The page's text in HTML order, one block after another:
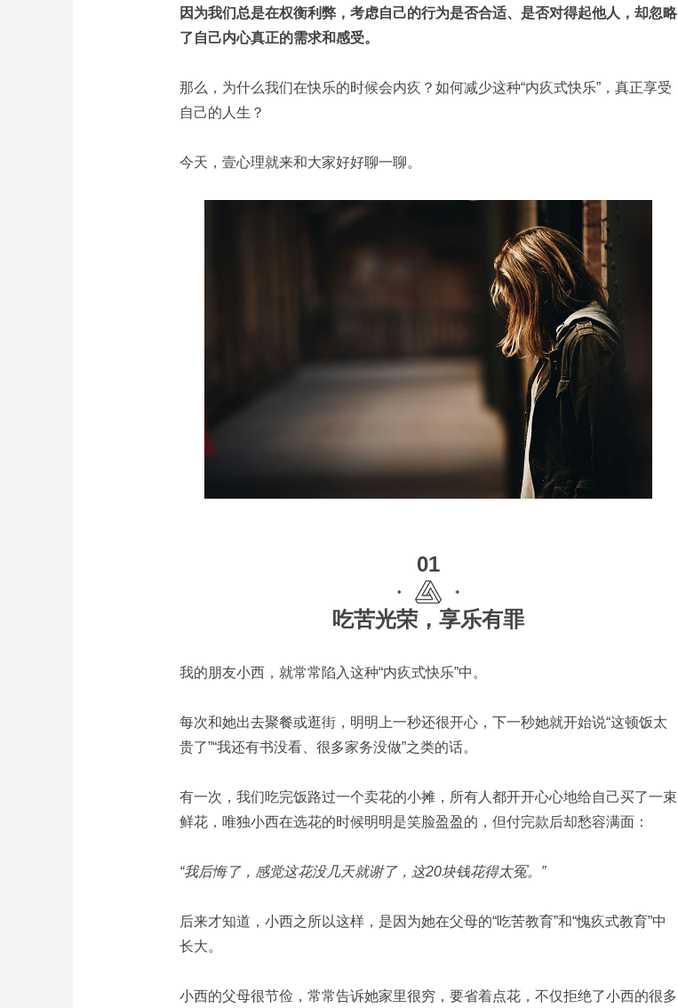
因为我们总是在权衡利弊，考虑自己的行为是否合适、是否对得起他人，却忽略
了自己内心真正的需求和感受。
那么，为什么我们在快乐的时候会内疚？如何减少这种“内疚式快乐”，真正享受
自己的人生？
今天，壹心理就来和大家好好聊一聊。
01
吃苦光荣，享乐有罪
我的朋友小西，就常常陷入这种“内疚式快乐”中。
每次和她出去聚餐或逛街，明明上一秒还很开心，下一秒她就开始说“这顿饭太
贵了”“我还有书没看、很多家务没做”之类的话。
有一次，我们吃完饭路过一个卖花的小摊，所有人都开开心心地给自己买了一束
鲜花，唯独小西在选花的时候明明是笑脸盈盈的，但付完款后却愁容满面：
“我后悔了，感觉这花没几天就谢了，这20块钱花得太冤。”
后来才知道，小西之所以这样，是因为她在父母的“吃苦教育”和“愧疚式教育”中
长大。
小西的父母很节俭，常常告诉她家里很穷，要省着点花，不仅拒绝了小西的很多